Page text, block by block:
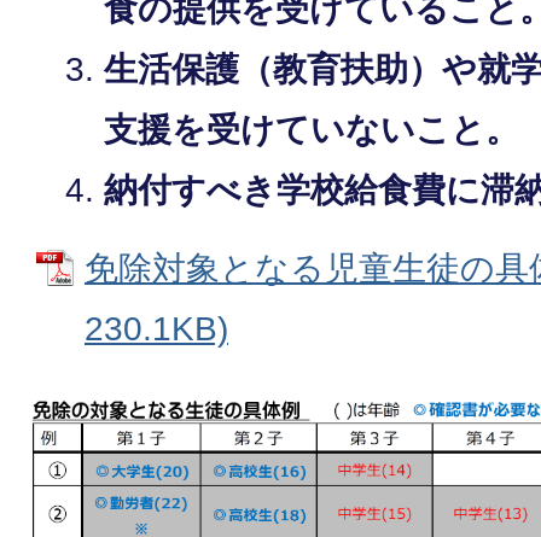
食の提供を受けていること
生活保護（教育扶助）や就
支援を受けていないこと。
納付すべき学校給食費に滞
免除対象となる児童生徒の
230.1KB)